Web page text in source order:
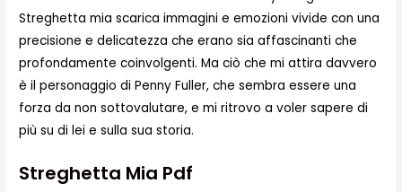
Streghetta mia scarica immagini e emozioni vivide con una
precisione e delicatezza che erano sia affascinanti che
profondamente coinvolgenti. Ma ciò che mi attira davvero
è il personaggio di Penny Fuller, che sembra essere una
forza da non sottovalutare, e mi ritrovo a voler sapere di
più su di lei e sulla sua storia.
Streghetta Mia Pdf